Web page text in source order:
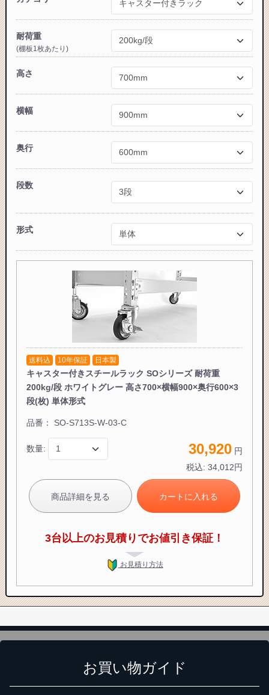
耐荷重
(棚板1枚あたり)
高さ
横幅
奥行
段数
形式
送料込 10年保証 日本製
キャスター付きスチールラック SOシリーズ 耐荷重
200kg/段 ホワイトグレー 高さ700×横幅900×奥行600×3
段(枚) 単体形式
品番： SO-S713S-W-03-C
数量: 30,920 円
税込:34,012円
商品詳細を見る カートに入れる
3台以上のお見積りでお値引き保証！
お見積り方法
お買い物ガイド
カートに追加しました。
スチールラック3台以上の場合、見積書にてお値引き保証い
たします！
1台でも大量導入でも無料お見積・ご注文を受け付けており
ます(安心保証付き)
無料お見積する
お買い物を続ける